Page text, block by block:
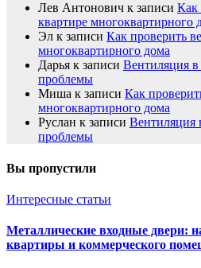
Лев Антонович к записи Как
квартире многоквартирного
Эл к записи Как проверить
многоквартирного дома
Дарья к записи Вентиляция
проблемы
Миша к записи Как
многоквартирного дома
Руслан к записи Вентиляция
проблемы
Вы пропустили
Интересные статьи
Металлические входные двери:
квартиры и коммерческого